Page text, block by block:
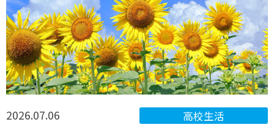
2026.07.06 高校生活